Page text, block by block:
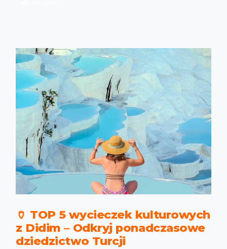
🏺 TOP 5 wycieczek kulturowych
z Didim – Odkryj ponadczasowe
dziedzictwo Turcji